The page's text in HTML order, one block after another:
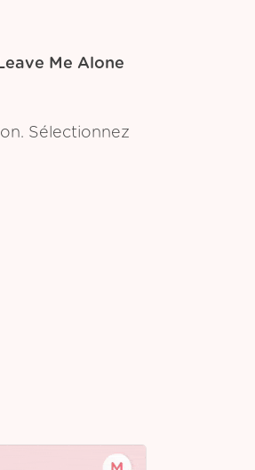
Me Alone
Sélectionnez